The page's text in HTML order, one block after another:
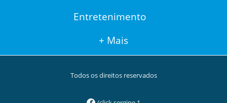
Entretenimento
+ Mais
Todos os direitos reservados